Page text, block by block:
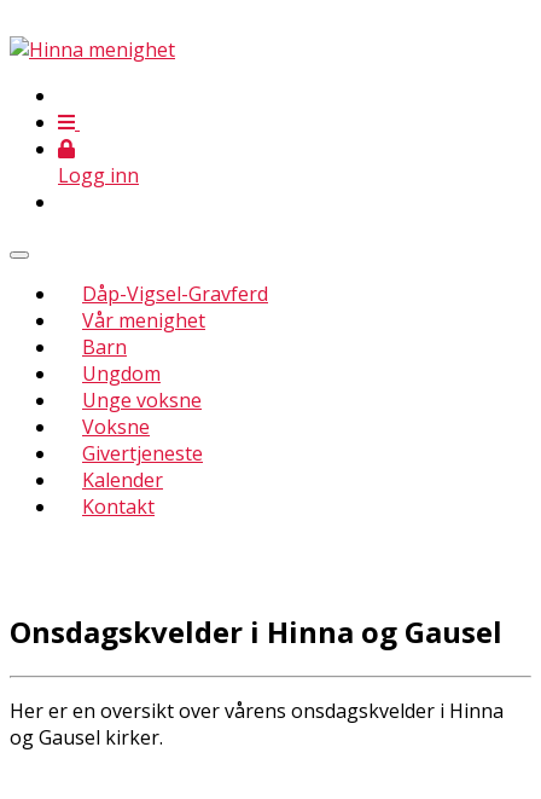
Logg inn
Dåp-Vigsel-Gravferd
Vår menighet
Barn
Ungdom
Unge voksne
Voksne
Givertjeneste
Kalender
Kontakt
Onsdagskvelder i Hinna og Gausel
Her er en oversikt over vårens onsdagskvelder i Hinna
og Gausel kirker.